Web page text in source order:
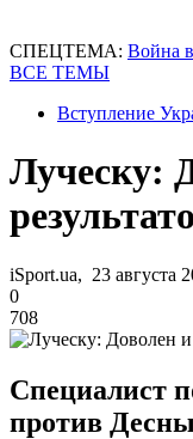
СПЕЦТЕМА: Война
ВСЕ ТЕМЫ
Вступление
Луческу:
iSport.ua, 23 августа
0
708
Специалист
против